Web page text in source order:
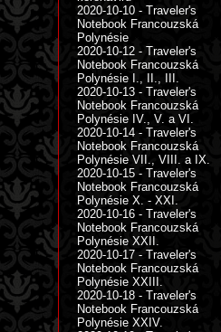
2020-10-10 - Traveler's
Notebook Francouzská
Polynésie
2020-10-12 - Traveler's
Notebook Francouzská
Polynésie I., II., III.
2020-10-13 - Traveler's
Notebook Francouzská
Polynésie IV., V. a VI.
2020-10-14 - Traveler's
Notebook Francouzská
Polynésie VII., VIII. a IX.
2020-10-15 - Traveler's
Notebook Francouzská
Polynésie X. - XXI.
2020-10-16 - Traveler's
Notebook Francouzská
Polynésie XXII.
2020-10-17 - Traveler's
Notebook Francouzská
Polynésie XXIII.
2020-10-18 - Traveler's
Notebook Francouzská
Polynésie XXIV.